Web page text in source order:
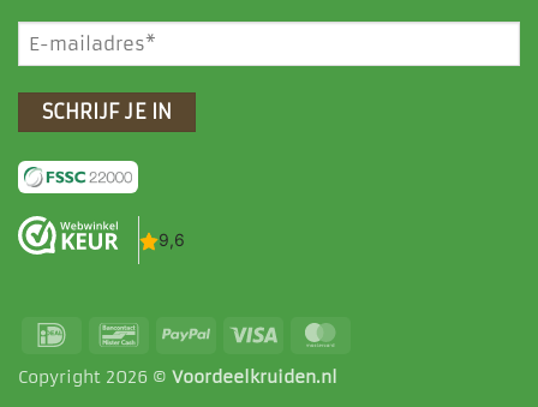
E-
mailadres
(Vereist)
IDeal BancontactPayPal Visa
Copyright 2026 © Voordeelkruiden.nl